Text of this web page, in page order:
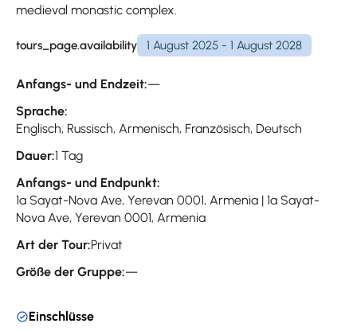
medieval monastic complex.
tours_page.availability 1 August 2025 - 1 August 2028
Anfangs- und Endzeit:—
Sprache:
Englisch, Russisch, Armenisch, Französisch, Deutsch
Dauer:1 Tag
Anfangs- und Endpunkt:
1a Sayat-Nova Ave, Yerevan 0001, Armenia | 1a Sayat-
Nova Ave, Yerevan 0001, Armenia
Art der Tour:Privat
Größe der Gruppe:—
Einschlüsse